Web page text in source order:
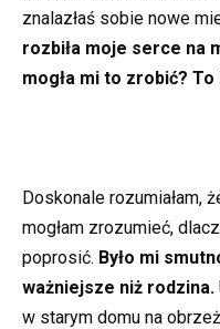
znalazłaś sobie nowe
rozbiła moje serce na
mogła mi to zrobić? To
Doskonale rozumiałam,
mogłam zrozumieć,
poprosić. Było mi
ważniejsze niż rodzina.
w starym domu na